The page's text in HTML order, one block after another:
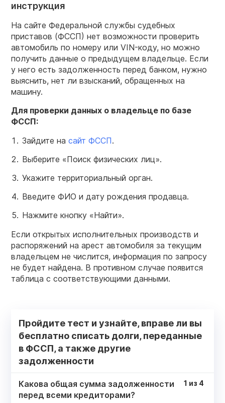
инструкция
На сайте Федеральной службы судебных
приставов (ФССП) нет возможности проверить
автомобиль по номеру или VIN-коду, но можно
получить данные о предыдущем владельце. Если
у него есть задолженность перед банком, нужно
выяснить, нет ли взысканий, обращенных на
машину.
Для проверки данных о владельце по базе
ФССП:
Зайдите на сайт ФССП.
Выберите «Поиск физических лиц».
Укажите территориальный орган.
Введите ФИО и дату рождения продавца.
Нажмите кнопку «Найти».
Если открытых исполнительных производств и
распоряжений на арест автомобиля за текущим
владельцем не числится, информация по запросу
не будет найдена. В противном случае появится
таблица с соответствующими данными.
Пройдите тест и узнайте, вправе ли вы
бесплатно списать долги, переданные
в ФССП, а также другие
задолженности
Какова общая сумма задолженности
перед всеми кредиторами?
1 из 4